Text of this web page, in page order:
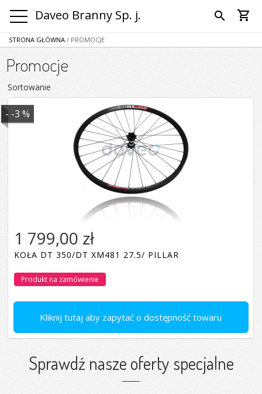
Daveo Branny Sp. j. search shopping_cart
STRONA GŁÓWNA / PROMOCJE
Promocje
Sortowanie
Kliknij tutaj aby zapytać o dostępność towaru
- -3 %
1 799,00 zł
KOŁA DT 350/DT XM481 27.5/ PILLAR
Produkt na zamówienie
Sprawdź nasze oferty specjalne